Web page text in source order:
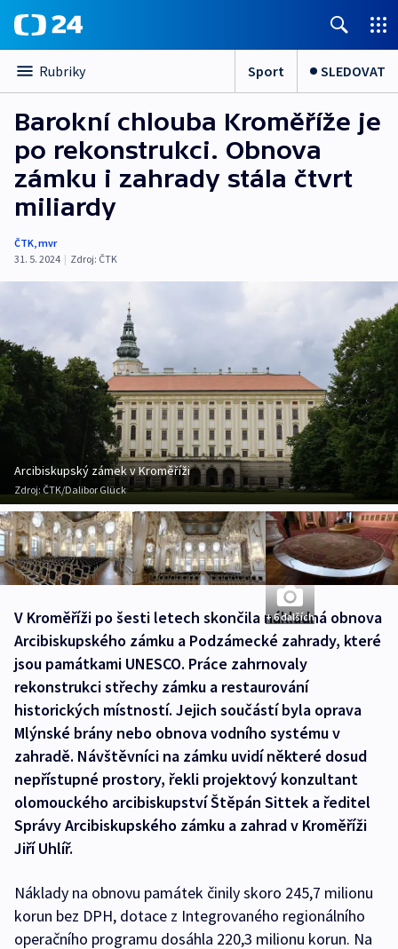
Rubriky Sport SLEDOVAT
Barokní chlouba Kroměříže je
po rekonstrukci. Obnova
zámku i zahrady stála čtvrt
miliardy
ČTK,mvr
31. 5. 2024 | Zdroj: ČTK
Arcibiskupský zámek v Kroměříži
Zdroj: ČTK/Dalibor Glück
+ 6 dalších
V Kroměříži po šesti letech skončila nákladná obnova
Arcibiskupského zámku a Podzámecké zahrady, které
jsou památkami UNESCO. Práce zahrnovaly
rekonstrukci střechy zámku a restaurování
historických místností. Jejich součástí byla oprava
Mlýnské brány nebo obnova vodního systému v
zahradě. Návštěvníci na zámku uvidí některé dosud
nepřístupné prostory, řekli projektový konzultant
olomouckého arcibiskupství Štěpán Sittek a ředitel
Správy Arcibiskupského zámku a zahrad v Kroměříži
Jiří Uhlíř.
Náklady na obnovu památek činily skoro 245,7 milionu
korun bez DPH, dotace z Integrovaného regionálního
operačního programu dosáhla 220,3 milionu korun. Na